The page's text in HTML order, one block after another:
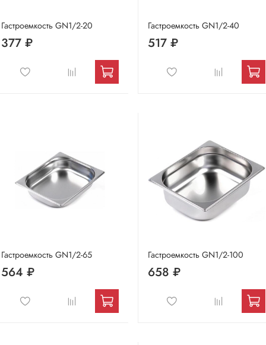
Гастроемкость GN1/2-20
377 ₽
Гастроемкость GN1/2-40
517 ₽
Гастроемкость GN1/2-65
564 ₽
Гастроемкость GN1/2-100
658 ₽